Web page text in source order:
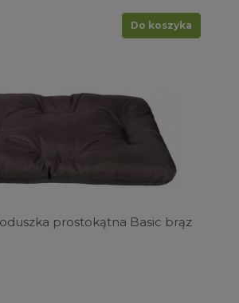
Do koszyka
prostokątna Basic brąz